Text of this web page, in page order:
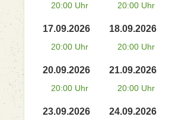
20:00 Uhr 20:00 Uhr
17.09.2026
20:00 Uhr
18.09.2026
20:00 Uhr
20.09.2026
20:00 Uhr
21.09.2026
20:00 Uhr
23.09.2026 24.09.2026